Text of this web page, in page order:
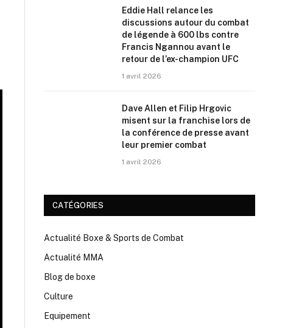
Eddie Hall relance les
discussions autour du combat
de légende à 600 lbs contre
Francis Ngannou avant le
retour de l’ex-champion UFC
1 avril 2026
Dave Allen et Filip Hrgovic
misent sur la franchise lors de
la conférence de presse avant
leur premier combat
1 avril 2026
CATÉGORIES
Actualité Boxe & Sports de Combat
Actualité MMA
Blog de boxe
Culture
Equipement